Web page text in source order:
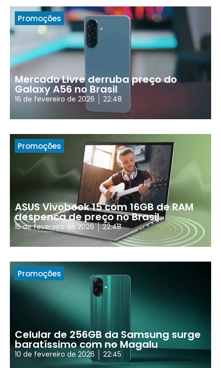
Promoções
Mercado Livre derruba preço do
Galaxy A56 no Brasil
16 de fevereiro de 2026 22:48
Promoções
ASUS Vivobook 15 com 16GB de RAM
despenca de preço no Brasil
15 de fevereiro de 2026 22:48
Promoções
Celular de 256GB da Samsung surge
baratíssimo com no Magalu
10 de fevereiro de 2026 22:45